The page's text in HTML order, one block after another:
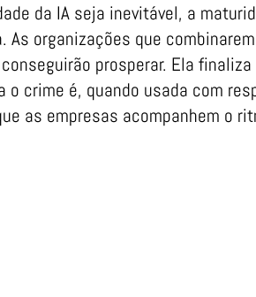
da IA seja inevitável, a
organizações que
prosperar. Ela
crime é, quando usada com
as empresas acompanhem o